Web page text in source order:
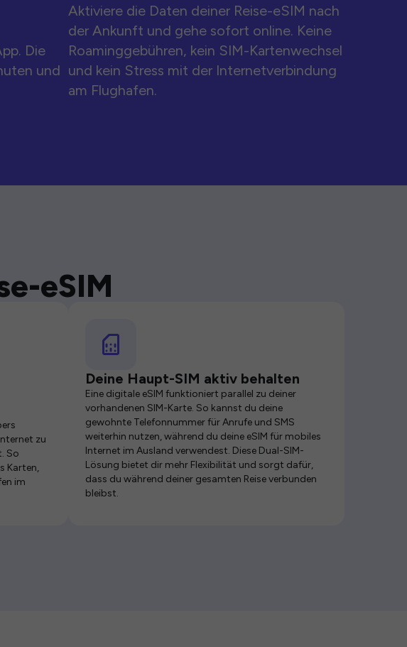
Die
und
Aktiviere die Daten deiner Reise-eSIM nach
der Ankunft und gehe sofort online. Keine
Roaminggebühren, kein SIM-Kartenwechsel
und kein Stress mit der Internetverbindung
am Flughafen.
eSIM
zu
So
Karten,
im
Deine Haupt-SIM aktiv behalten
Eine digitale eSIM funktioniert parallel zu deiner
vorhandenen SIM-Karte. So kannst du deine
gewohnte Telefonnummer für Anrufe und SMS
weiterhin nutzen, während du deine eSIM für mobiles
Internet im Ausland verwendest. Diese Dual-SIM-
Lösung bietet dir mehr Flexibilität und sorgt dafür,
dass du während deiner gesamten Reise verbunden
bleibst.